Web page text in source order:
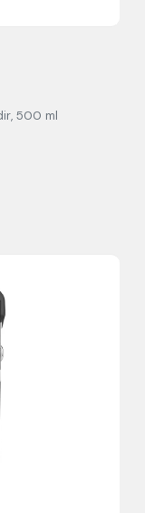
500 ml